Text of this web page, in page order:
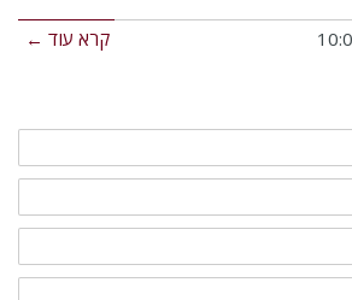
קרא עוד ←